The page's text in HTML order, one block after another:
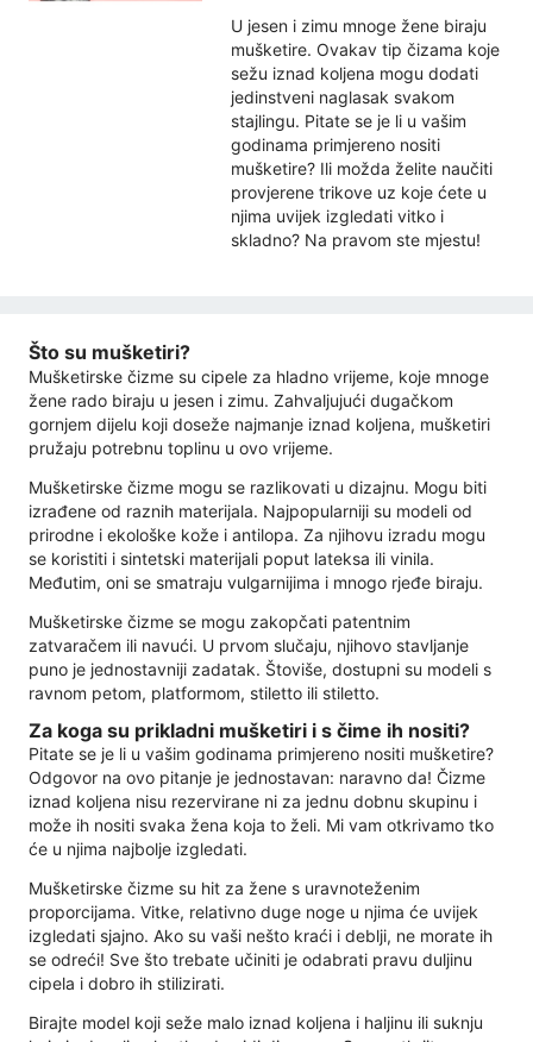
U jesen i zimu mnoge žene biraju
mušketire. Ovakav tip čizama koje
sežu iznad koljena mogu dodati
jedinstveni naglasak svakom
stajlingu. Pitate se je li u vašim
godinama primjereno nositi
mušketire? Ili možda želite naučiti
provjerene trikove uz koje ćete u
njima uvijek izgledati vitko i
skladno? Na pravom ste mjestu!
Što su mušketiri?
Mušketirske čizme su cipele za hladno vrijeme, koje mnoge
žene rado biraju u jesen i zimu. Zahvaljujući dugačkom
gornjem dijelu koji doseže najmanje iznad koljena, mušketiri
pružaju potrebnu toplinu u ovo vrijeme.
Mušketirske čizme mogu se razlikovati u dizajnu. Mogu biti
izrađene od raznih materijala. Najpopularniji su modeli od
prirodne i ekološke kože i antilopa. Za njihovu izradu mogu
se koristiti i sintetski materijali poput lateksa ili vinila.
Međutim, oni se smatraju vulgarnijima i mnogo rjeđe biraju.
Mušketirske čizme se mogu zakopčati patentnim
zatvaračem ili navući. U prvom slučaju, njihovo stavljanje
puno je jednostavniji zadatak. Štoviše, dostupni su modeli s
ravnom petom, platformom, stiletto ili stiletto.
Za koga su prikladni mušketiri i s čime ih nositi?
Pitate se je li u vašim godinama primjereno nositi mušketire?
Odgovor na ovo pitanje je jednostavan: naravno da! Čizme
iznad koljena nisu rezervirane ni za jednu dobnu skupinu i
može ih nositi svaka žena koja to želi. Mi vam otkrivamo tko
će u njima najbolje izgledati.
Mušketirske čizme su hit za žene s uravnoteženim
proporcijama. Vitke, relativno duge noge u njima će uvijek
izgledati sjajno. Ako su vaši nešto kraći i deblji, ne morate ih
se odreći! Sve što trebate učiniti je odabrati pravu duljinu
cipela i dobro ih stilizirati.
Birajte model koji seže malo iznad koljena i haljinu ili suknju